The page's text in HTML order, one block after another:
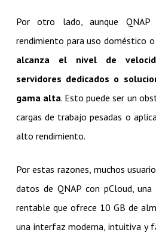
Por otro lado, aunque
rendimiento para uso doméstico o
alcanza el nivel de
servidores dedicados o
gama alta. Esto puede ser un
cargas de trabajo pesadas o
alto rendimiento.
Por estas razones, muchos
datos de QNAP con pCloud,
rentable que ofrece 10 GB de
una interfaz moderna, intuitiva y